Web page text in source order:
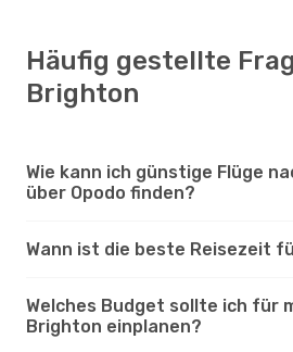
Häufig gestellte
Brighton
Wie kann ich günstige Flüge
über Opodo finden?
Wann ist die beste Reisezeit
Welches Budget sollte ich für
Brighton einplanen?